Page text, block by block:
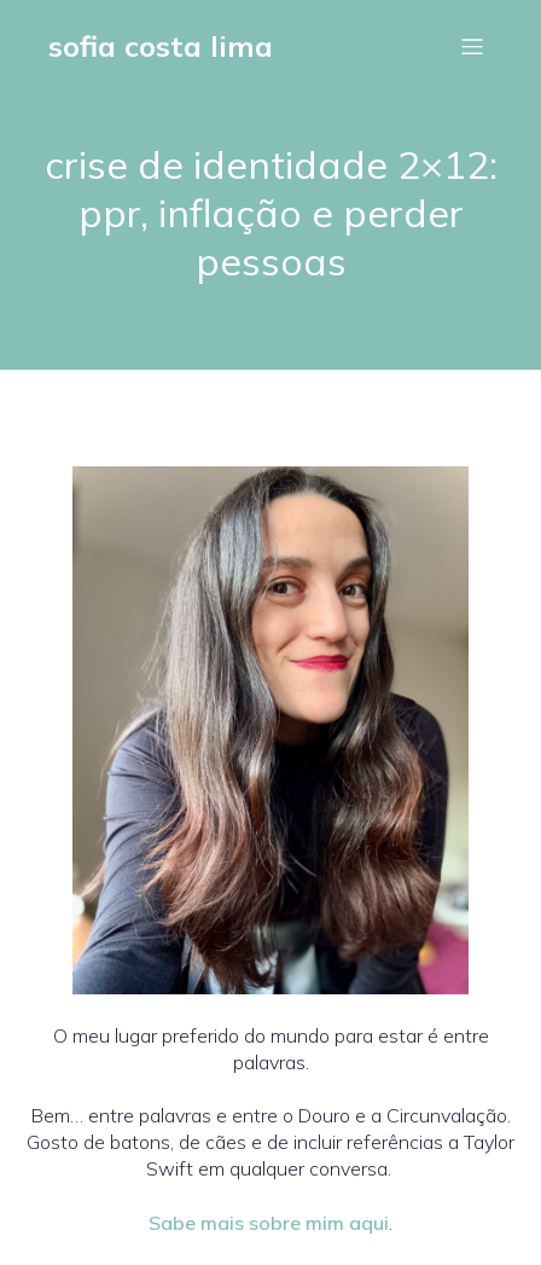
sofia costa lima
crise de identidade 2×12:
ppr, inflação e perder
pessoas
O meu lugar preferido do mundo para estar é entre
palavras.
Bem… entre palavras e entre o Douro e a Circunvalação.
Gosto de batons, de cães e de incluir referências a Taylor
Swift em qualquer conversa.
Sabe mais sobre mim aqui.